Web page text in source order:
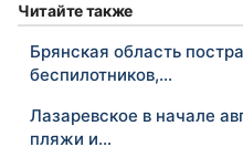
Читайте также
Брянская область
беспилотников,…
Лазаревское в начале
пляжи и…